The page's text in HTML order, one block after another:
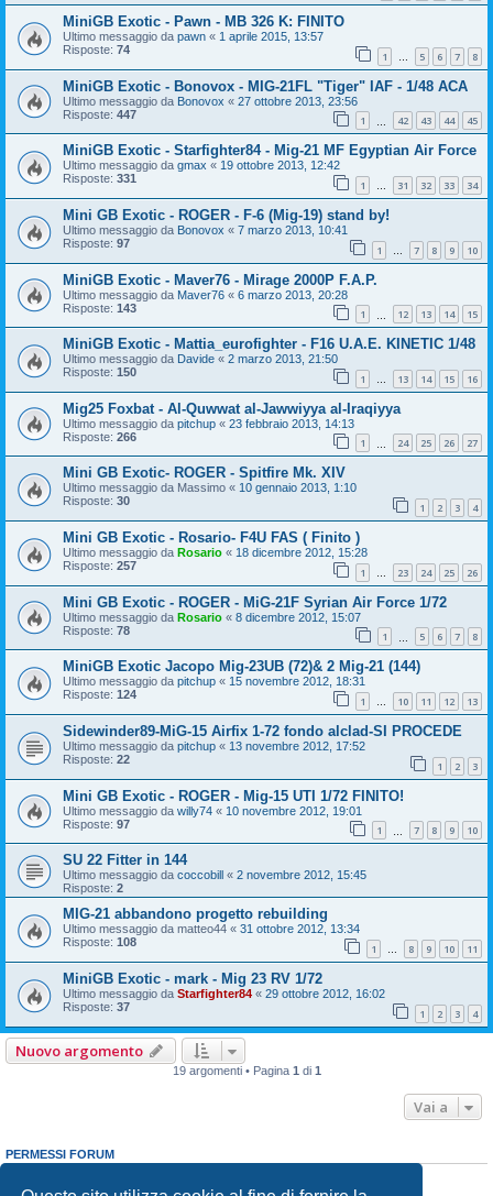
MiniGB Exotic - Pawn - MB 326 K: FINITO
Ultimo messaggio da pawn « 1 aprile 2015, 13:57
Risposte: 74 1 … 5 6 7 8
MiniGB Exotic - Bonovox - MIG-21FL "Tiger" IAF - 1/48 ACA
Ultimo messaggio da Bonovox « 27 ottobre 2013, 23:56
Risposte: 447 1 42 43 44 45
MiniGB Exotic - Starfighter84 - Mig-21 MF Egyptian Air Force
Ultimo messaggio da gmax « 19 ottobre 2013, 12:42
Risposte: 331 1 … 31 32 33 34
Mini GB Exotic - ROGER - F-6 (Mig-19) stand by!
Ultimo messaggio da Bonovox « 7 marzo 2013, 10:41
Risposte: 97 1 … 7 8 9 10
MiniGB Exotic - Maver76 - Mirage 2000P F.A.P.
Ultimo messaggio da Maver76 « 6 marzo 2013, 20:28
Risposte: 143 1 12 13 14 15
MiniGB Exotic - Mattia_eurofighter - F16 U.A.E. KINETIC 1/48
Ultimo messaggio da Davide « 2 marzo 2013, 21:50
Risposte: 150 1 … 13 14 15 16
Mig25 Foxbat - Al-Quwwat al-Jawwiyya al-Iraqiyya
Ultimo messaggio da pitchup « 23 febbraio 2013, 14:13
Risposte: 266 1 24 25 26 27
Mini GB Exotic- ROGER - Spitfire Mk. XIV
Ultimo messaggio da Massimo « 10 gennaio 2013, 1:10
Risposte: 30 1 2 3 4
Mini GB Exotic - Rosario- F4U FAS ( Finito )
Ultimo messaggio da Rosario « 18 dicembre 2012, 15:28
Risposte: 257 1 … 23 24 25 26
Mini GB Exotic - ROGER - MiG-21F Syrian Air Force 1/72
Ultimo messaggio da Rosario « 8 dicembre 2012, 15:07
Risposte: 78 1 5 6 7 8
MiniGB Exotic Jacopo Mig-23UB (72)& 2 Mig-21 (144)
Ultimo messaggio da pitchup « 15 novembre 2012, 18:31
Risposte: 124 1 … 10 11 12 13
Sidewinder89-MiG-15 Airfix 1-72 fondo alclad-SI PROCEDE
Ultimo messaggio da pitchup « 13 novembre 2012, 17:52
Risposte: 22 1 2 3
Mini GB Exotic - ROGER - Mig-15 UTI 1/72 FINITO!
Ultimo messaggio da willy74 « 10 novembre 2012, 19:01
Risposte: 97 1 7 8 9 10
SU 22 Fitter in 144
Ultimo messaggio da coccobill « 2 novembre 2012, 15:45
Risposte: 2
MIG-21 abbandono progetto rebuilding
Ultimo messaggio da matteo44 « 31 ottobre 2012, 13:34
Risposte: 108 1 … 8 9 10 11
MiniGB Exotic - mark - Mig 23 RV 1/72
Ultimo messaggio da Starfighter84 « 29 ottobre 2012, 16:02
Risposte: 37 1 2 3 4
Nuovo argomento
19 argomenti • Pagina 1 di 1
Vai a
PERMESSI FORUM
Non puoirispondere negli argomenti